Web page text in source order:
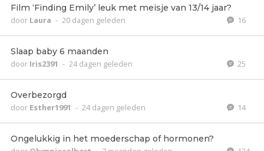
Film ‘Finding Emily’ leuk met meisje van 13/14 jaar?
door Laura - 20 dagen geleden 16
Slaap baby 6 maanden
door Iris2391 - 24 dagen geleden 25
Overbezorgd
door Esther1991 - 24 dagen geleden 14
Ongelukkig in het moederschap of hormonen?